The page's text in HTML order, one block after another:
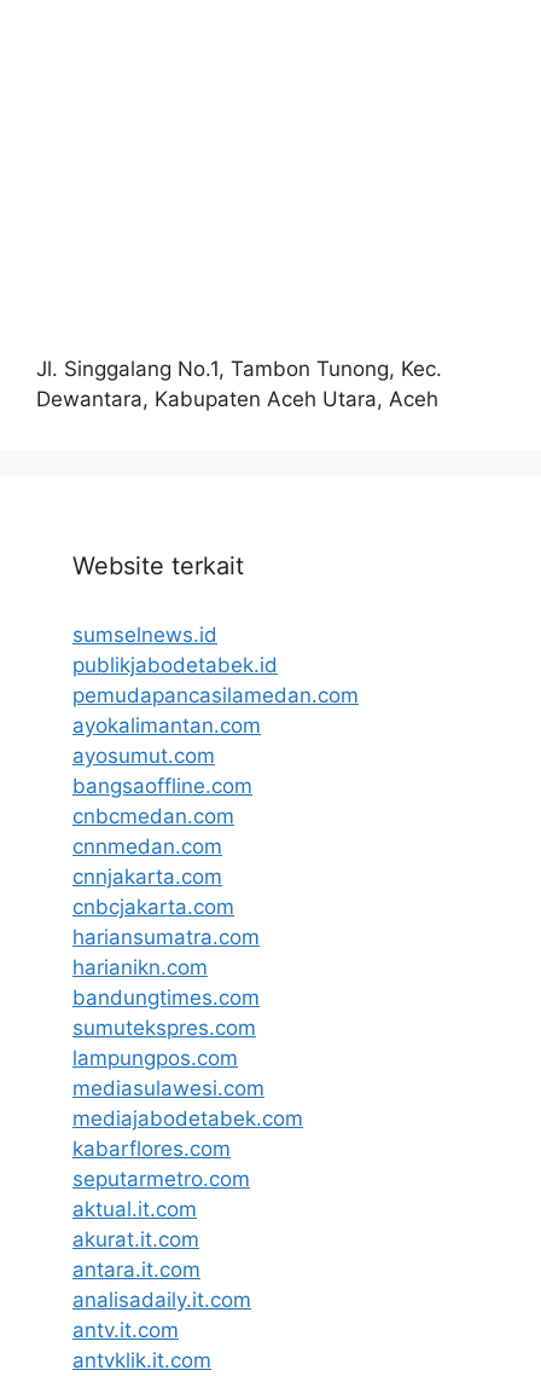
Jl. Singgalang No.1, Tambon Tunong, Kec.
Dewantara, Kabupaten Aceh Utara, Aceh
Website terkait
sumselnews.id
publikjabodetabek.id
pemudapancasilamedan.com
ayokalimantan.com
ayosumut.com
bangsaoffline.com
cnbcmedan.com
cnnmedan.com
cnnjakarta.com
cnbcjakarta.com
hariansumatra.com
harianikn.com
bandungtimes.com
sumutekspres.com
lampungpos.com
mediasulawesi.com
mediajabodetabek.com
kabarflores.com
seputarmetro.com
aktual.it.com
akurat.it.com
antara.it.com
analisadaily.it.com
antv.it.com
antvklik.it.com